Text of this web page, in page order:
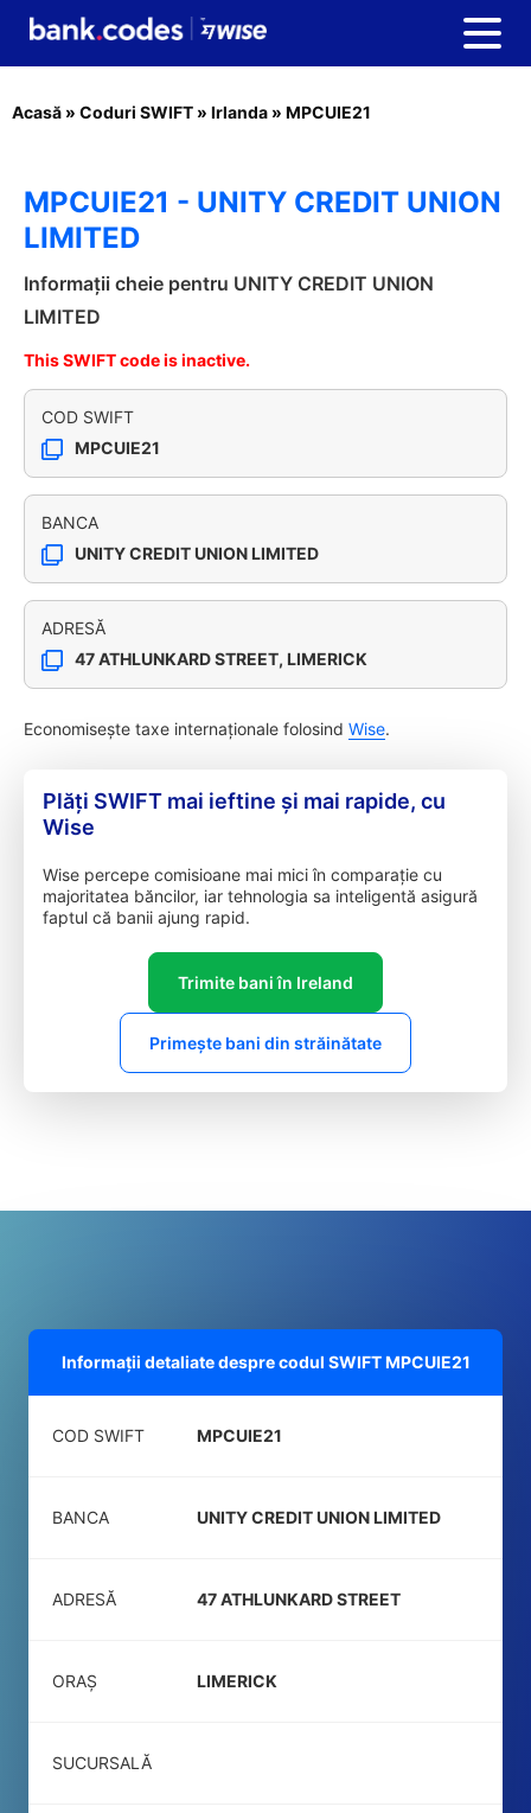
Acasă » Coduri SWIFT » Irlanda » MPCUIE21
MPCUIE21 - UNITY CREDIT UNION
LIMITED
Informații cheie pentru UNITY CREDIT UNION
LIMITED
This SWIFT code is inactive.
COD SWIFT
MPCUIE21
BANCA
UNITY CREDIT UNION LIMITED
ADRESĂ
47 ATHLUNKARD STREET, LIMERICK
Economisește taxe internaționale folosind Wise.
Plăți SWIFT mai ieftine și mai rapide, cu
Wise
Wise percepe comisioane mai mici în comparație cu
majoritatea băncilor, iar tehnologia sa inteligentă asigură
faptul că banii ajung rapid.
Trimite bani în Ireland
Primește bani din străinătate
Informații detaliate despre codul SWIFTMPCUIE21
COD SWIFT MPCUIE21
BANCA UNITY CREDIT UNION LIMITED
ADRESĂ 47 ATHLUNKARD STREET
ORAȘ LIMERICK
SUCURSALĂ